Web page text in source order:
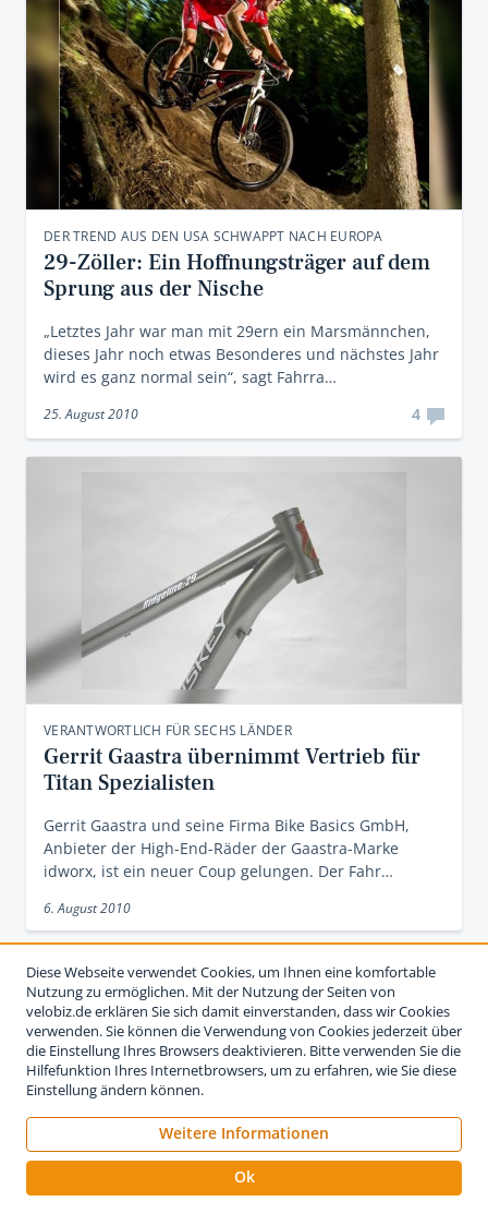
DER TREND AUS DEN USA SCHWAPPT NACH EUROPA
29-Zöller: Ein Hoffnungsträger auf dem
Sprung aus der Nische
„Letztes Jahr war man mit 29ern ein Marsmännchen,
dieses Jahr noch etwas Besonderes und nächstes Jahr
wird es ganz normal sein“, sagt Fahrra…
25. August 2010 4
VERANTWORTLICH FÜR SECHS LÄNDER
Gerrit Gaastra übernimmt Vertrieb für
Titan Spezialisten
Gerrit Gaastra und seine Firma Bike Basics GmbH,
Anbieter der High-End-Räder der Gaastra-Marke
idworx, ist ein neuer Coup gelungen. Der Fahr…
6. August 2010
Diese Webseite verwendet Cookies, um Ihnen eine komfortable
Nutzung zu ermöglichen. Mit der Nutzung der Seiten von
velobiz.de erklären Sie sich damit einverstanden, dass wir Cookies
verwenden. Sie können die Verwendung von Cookies jederzeit über
die Einstellung Ihres Browsers deaktivieren. Bitte verwenden Sie die
Hilfefunktion Ihres Internetbrowsers, um zu erfahren, wie Sie diese
Einstellung ändern können.
Weitere Informationen
Ok